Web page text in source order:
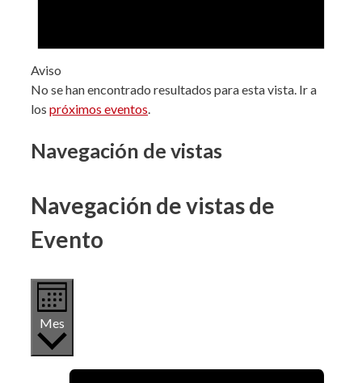
Aviso
No se han encontrado resultados para esta vista. Ir a
los próximos eventos.
Navegación de vistas
Navegación de vistas de
Evento
Mes